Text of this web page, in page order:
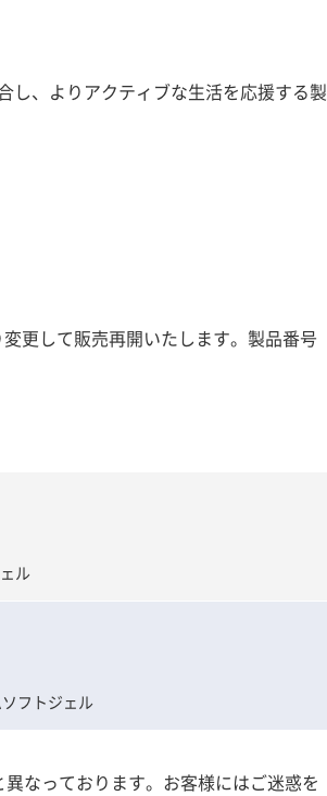
し、よりアクティブな生活を応援する製
更して販売再開いたします。製品番号
ル
フトジェル
なっております。お客様にはご迷惑を